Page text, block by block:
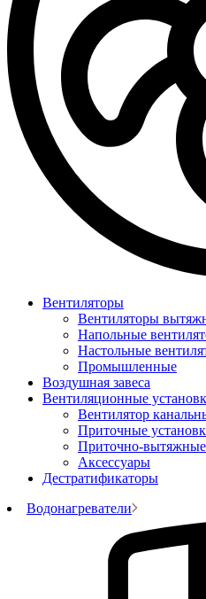
Вентиляторы
Вентиляторы
Напольные
Настольные
Промышленные
Воздушная завеса
Вентиляционные
Вентилятор
Приточные
Приточно-вытяжные
Аксессуары
Дестратификаторы
Водонагреватели